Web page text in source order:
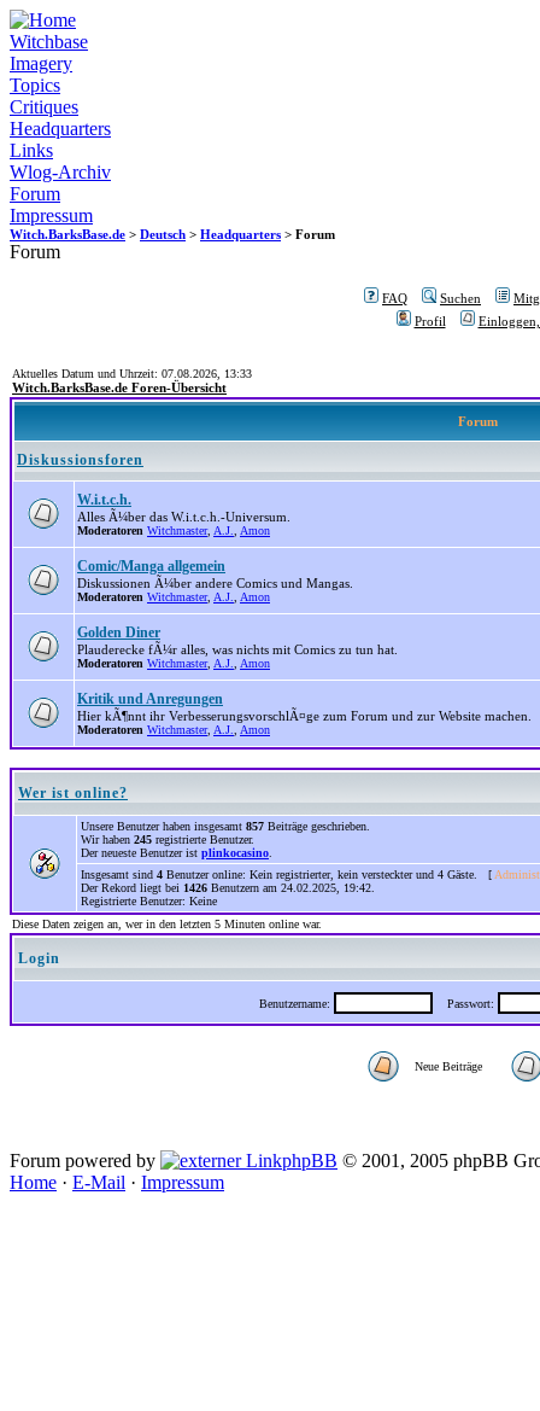
Witchbase
Imagery
Topics
Critiques
Headquarters
Links
Wlog-Archiv
Forum
Impressum
Witch.BarksBase.de > Deutsch > Headquarters > Forum
Forum
FAQ Suchen
Profil
Aktuelles Datum und Uhrzeit: 07.08.2026, 13:33
Witch.BarksBase.de Foren-Übersicht
Forum
Diskussionsforen
W.i.t.c.h.
Alles Ã¼ber das W.i.t.c.h.-Universum.
Moderatoren Witchmaster, A.J. Amon
Comic/Manga allgemein
Diskussionen Ã¼ber andere Comics und Mangas.
Moderatoren Witchmaster, A.J. Amon
Golden Diner
Plauderecke fÃ¼r alles, was nichts mit Comics zu tun hat.
Moderatoren Witchmaster, A.J. Amon
Kritik und Anregungen
Hier kÃ¶nnt ihr VerbesserungsvorschlÃ¤ge zum Forum und zur Website machen.
Moderatoren Witchmaster, A.J. Amon
Wer ist online?
Unsere Benutzer haben insgesamt 857 Beiträge geschrieben.
Wir haben 245 registrierte Benutzer.
Der neueste Benutzer ist plinkocasino
Insgesamt sind 4 Benutzer online: Kein registrierter, kein versteckter und 4 Gäste. [
Der Rekord liegt bei 1426 Benutzern am 24.02.2025, 19:42.
Registrierte Benutzer: Keine
Diese Daten zeigen an, wer in den letzten 5 Minuten online war.
Login
Benutzername: Passwort:
Neue Beiträge
Forum powered by phpBB © 2001, 2005 phpBB
Home · E-Mail · Impressum